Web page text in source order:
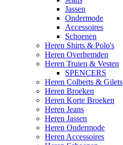
Jassen
Ondermode
Accessoires
Schoenen
Heren Shirts & Polo's
Heren Overhemden
Heren Truien & Vesten
SPENCERS
Heren Colberts & Gilets
Heren Broeken
Heren Korte Broeken
Heren Jeans
Heren Jassen
Heren Ondermode
Heren Accessoires